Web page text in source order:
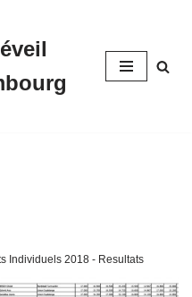
Individuels 2018 - Resultats